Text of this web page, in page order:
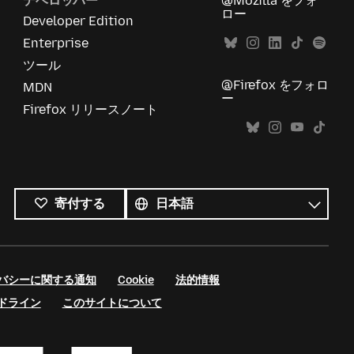
Developer Edition
Enterprise
ツール
MDN
Firefox リリースノート
ロー
@Firefox をフォロ
ー
寄付する
べ
て
の
言
語
シーに関する通知 Cookie
法的情報
ライン
このサイトについて